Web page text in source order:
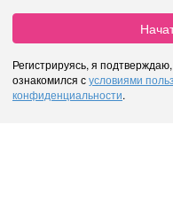
Регистрируясь, я
ознакомился сусловиями
конфиденциальности.